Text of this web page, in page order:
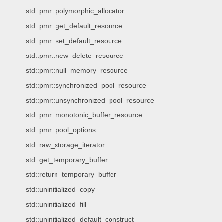
std::pmr::polymorphic_allocator
std::pmr::get_default_resource
std::pmr::set_default_resource
std::pmr::new_delete_resource
std::pmr::null_memory_resource
std::pmr::synchronized_pool_resource
std::pmr::unsynchronized_pool_resource
std::pmr::monotonic_buffer_resource
std::pmr::pool_options
std::raw_storage_iterator
std::get_temporary_buffer
std::return_temporary_buffer
std::uninitialized_copy
std::uninitialized_fill
std::uninitialized_default_construct